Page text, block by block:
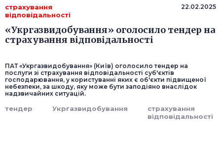
страхування
відповідальності
22.02.2025
«Укргазвидобування» оголосило тендер на
страхування відповідальності
ПАТ «Укргазвидобування» (Київ) оголосило тендер на
послуги зі страхування відповідальності суб'єктів
господарювання, у користуванні яких є об'єкти підвищеної
небезпеки, за шкоду, яку може бути заподіяно внаслідок
надзвичайних ситуацій.
тендер Укргазвидобування
страхування
відповідальності